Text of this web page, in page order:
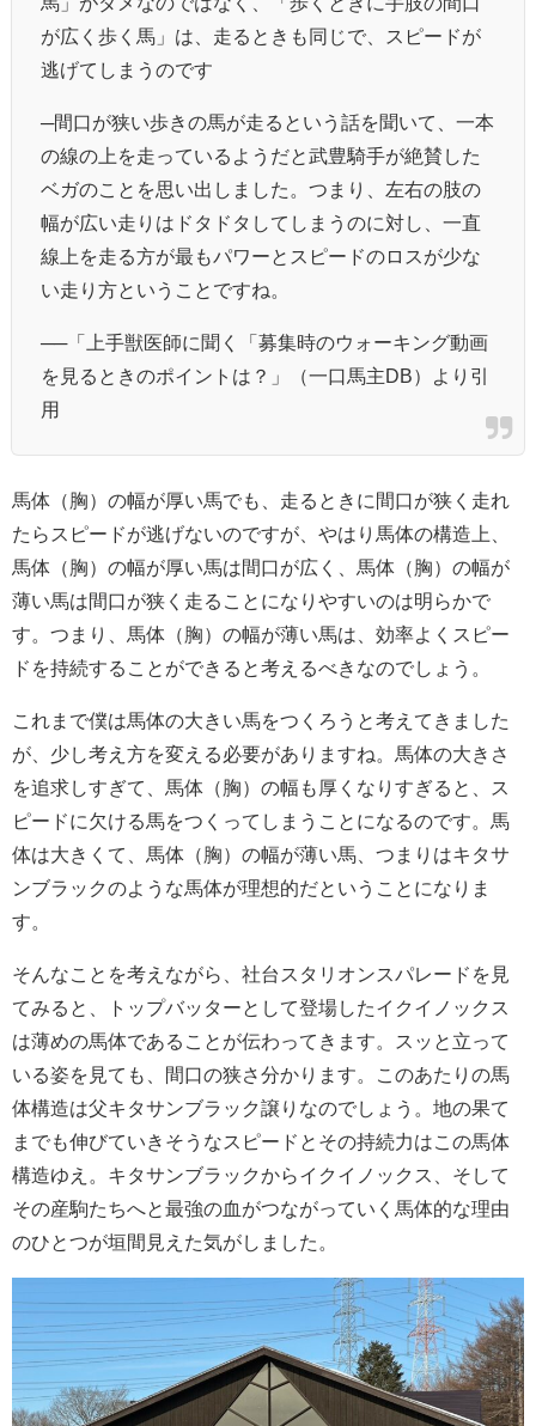
が広く歩く馬」は、走るときも同じで、スピードが
逃げてしまうのです
─間口が狭い歩きの馬が走るという話を聞いて、一本
の線の上を走っているようだと武豊騎手が絶賛した
ベガのことを思い出しました。つまり、左右の肢の
幅が広い走りはドタドタしてしまうのに対し、一直
線上を走る方が最もパワーとスピードのロスが少な
い走り方ということですね。
──「上手獣医師に聞く「募集時のウォーキング動画
を見るときのポイントは？」（一口馬主DB）より引
用
馬体（胸）の幅が厚い馬でも、走るときに間口が狭く走れ
たらスピードが逃げないのですが、やはり馬体の構造上、
馬体（胸）の幅が厚い馬は間口が広く、馬体（胸）の幅が
薄い馬は間口が狭く走ることになりやすいのは明らかで
す。つまり、馬体（胸）の幅が薄い馬は、効率よくスピー
ドを持続することができると考えるべきなのでしょう。
これまで僕は馬体の大きい馬をつくろうと考えてきました
が、少し考え方を変える必要がありますね。馬体の大きさ
を追求しすぎて、馬体（胸）の幅も厚くなりすぎると、ス
ピードに欠ける馬をつくってしまうことになるのです。馬
体は大きくて、馬体（胸）の幅が薄い馬、つまりはキタサ
ンブラックのような馬体が理想的だということになりま
す。
そんなことを考えながら、社台スタリオンスパレードを見
てみると、トップバッターとして登場したイクイノックス
は薄めの馬体であることが伝わってきます。スッと立って
いる姿を見ても、間口の狭さ分かります。このあたりの馬
体構造は父キタサンブラック譲りなのでしょう。地の果て
までも伸びていきそうなスピードとその持続力はこの馬体
構造ゆえ。キタサンブラックからイクイノックス、そして
その産駒たちへと最強の血がつながっていく馬体的な理由
のひとつが垣間見えた気がしました。